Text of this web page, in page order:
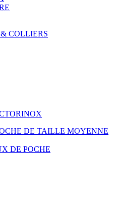
COLLIERS
DE TAILLE MOYENNE
DE POCHE